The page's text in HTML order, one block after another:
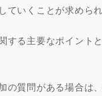
ていくことが求められ
する主要なポイント
の質問がある場合は